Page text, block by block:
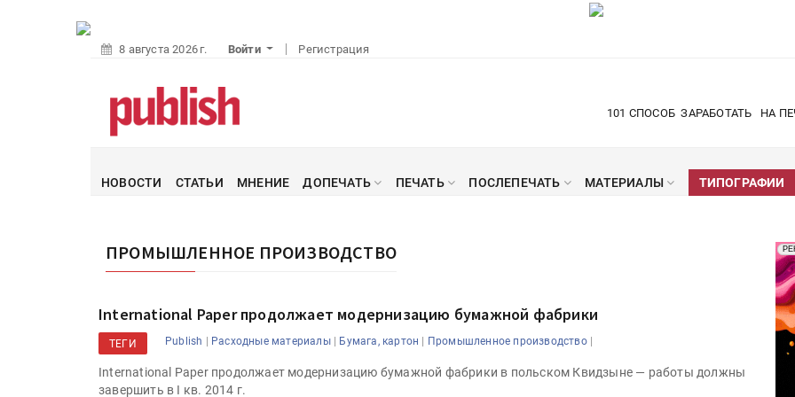
8 августа 2026 г. Войти Регистрация
101 СПОСОБ ЗАРАБОТАТЬ НА
НОВОСТИ СТАТЬИ МНЕНИЕ ДОПЕЧАТЬ ПЕЧАТЬ ПОСЛЕПЕЧАТЬ МАТЕРИАЛЫ ТИПОГРАФИИ
ПРОМЫШЛЕННОЕ ПРОИЗВОДСТВО
International Paper продолжает модернизацию бумажной фабрики
ТЕГИ Publish | Расходные материалы| Бумага, картон | Промышленное производство|
International Paper продолжает модернизацию бумажной фабрики в польском Квидзыне — работы должны
завершить в I кв. 2014 г.